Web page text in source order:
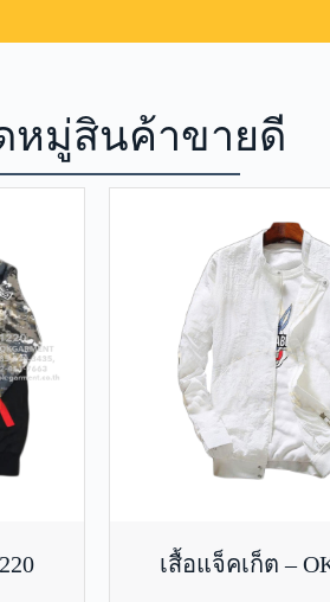
หมู่สินค้าขายดี
เสื้อแจ็คเก็ต –